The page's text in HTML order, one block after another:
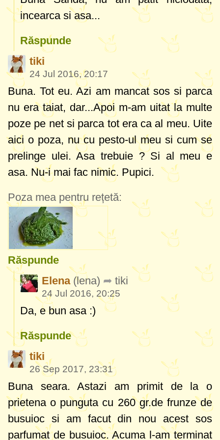
incearca si asa...
Răspunde
tiki
24 Jul 2016, 20:17
Buna. Tot eu. Azi am mancat sos si parca
nu era taiat, dar...Apoi m-am uitat la multe
poze pe net si parca tot era ca al meu. Uite
aici o poza, nu cu pesto-ul meu si cum se
prelinge ulei. Asa trebuie ? Si al meu e
asa. Nu-i mai fac nimic. Pupici.
Poza mea pentru rețetă:
Răspunde
Elena (lena) tiki
24 Jul 2016, 20:25
Da, e bun asa :)
Răspunde
tiki
26 Sep 2017, 23:31
Buna seara. Astazi am primit de la o
prietena o punguta cu 260 gr.de frunze de
busuioc si am facut din nou acest sos
parfumat de busuioc. Acuma l-am terminat